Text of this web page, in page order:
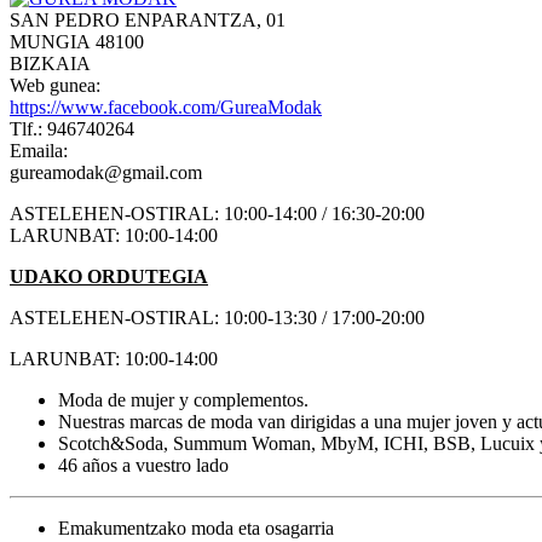
SAN PEDRO ENPARANTZA, 01
MUNGIA 48100
BIZKAIA
Web gunea:
https://www.facebook.com/GureaModak
Tlf.: 946740264
Emaila:
gureamodak@gmail.com
ASTELEHEN-OSTIRAL: 10:00-14:00 / 16:30-20:00
LARUNBAT: 10:00-14:00
UDAKO ORDUTEGIA
ASTELEHEN-OSTIRAL: 10:00-13:30 / 17:00-20:00
LARUNBAT: 10:00-14:00
Moda de mujer y complementos.
Nuestras marcas de moda van dirigidas a una mujer joven y
Scotch&Soda, Summum Woman, MbyM, ICHI, BSB, Lucuix
46 años a vuestro lado
Emakumentzako moda eta osagarria